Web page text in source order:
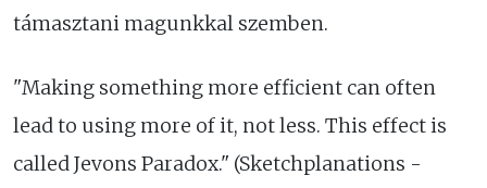
támasztani magunkkal szemben.
"Making something more efficient can often
lead to using more of it, not less. This effect is
called Jevons Paradox." (Sketchplanations -